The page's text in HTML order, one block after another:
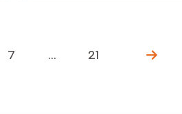
7 ... 21